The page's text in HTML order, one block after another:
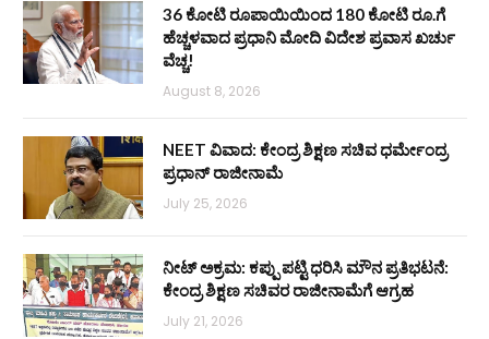
36 ಕೋಟಿ ರೂಪಾಯಿಯಿಂದ 180 ಕೋಟಿ ರೂ.ಗೆ
ಹೆಚ್ಚಳವಾದ ಪ್ರಧಾನಿ ಮೋದಿ ವಿದೇಶ ಪ್ರವಾಸ ಖರ್ಚು
ವೆಚ್ಚ!
August 8, 2026
NEET ವಿವಾದ: ಕೇಂದ್ರ ಶಿಕ್ಷಣ ಸಚಿವ ಧರ್ಮೇಂದ್ರ
ಪ್ರಧಾನ್ ರಾಜೀನಾಮೆ
July 25, 2026
ನೀಟ್ ಅಕ್ರಮ: ಕಪ್ಪು ಪಟ್ಟಿ ಧರಿಸಿ ಮೌನ ಪ್ರತಿಭಟನೆ:
ಕೇಂದ್ರ ಶಿಕ್ಷಣ ಸಚಿವರ ರಾಜೀನಾಮೆಗೆ ಆಗ್ರಹ
July 21, 2026